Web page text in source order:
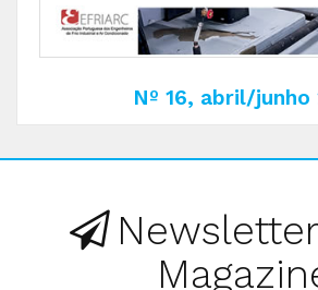
Nº 16, abril/junho